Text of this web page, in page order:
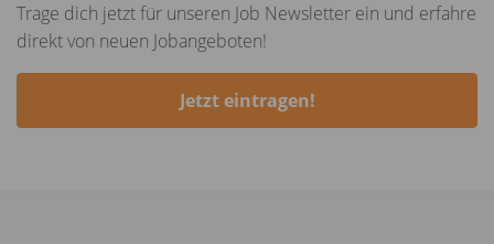
Trage dich jetzt für unseren Job Newsletter ein und erfahre
direkt von neuen Jobangeboten!
Jetzt eintragen!